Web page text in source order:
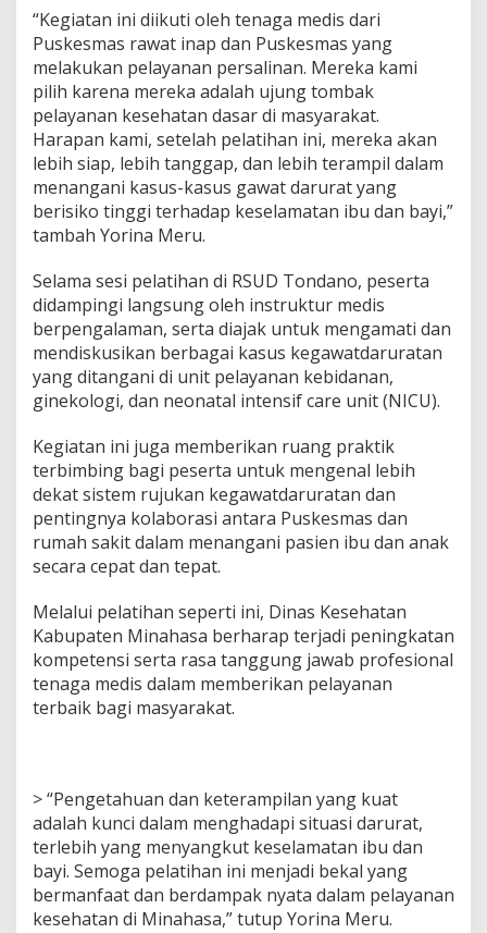
“Kegiatan ini diikuti oleh tenaga medis dari
Puskesmas rawat inap dan Puskesmas yang
melakukan pelayanan persalinan. Mereka kami
pilih karena mereka adalah ujung tombak
pelayanan kesehatan dasar di masyarakat.
Harapan kami, setelah pelatihan ini, mereka akan
lebih siap, lebih tanggap, dan lebih terampil dalam
menangani kasus-kasus gawat darurat yang
berisiko tinggi terhadap keselamatan ibu dan bayi,”
tambah Yorina Meru.
Selama sesi pelatihan di RSUD Tondano, peserta
didampingi langsung oleh instruktur medis
berpengalaman, serta diajak untuk mengamati dan
mendiskusikan berbagai kasus kegawatdaruratan
yang ditangani di unit pelayanan kebidanan,
ginekologi, dan neonatal intensif care unit (NICU).
Kegiatan ini juga memberikan ruang praktik
terbimbing bagi peserta untuk mengenal lebih
dekat sistem rujukan kegawatdaruratan dan
pentingnya kolaborasi antara Puskesmas dan
rumah sakit dalam menangani pasien ibu dan anak
secara cepat dan tepat.
Melalui pelatihan seperti ini, Dinas Kesehatan
Kabupaten Minahasa berharap terjadi peningkatan
kompetensi serta rasa tanggung jawab profesional
tenaga medis dalam memberikan pelayanan
terbaik bagi masyarakat.
> “Pengetahuan dan keterampilan yang kuat
adalah kunci dalam menghadapi situasi darurat,
terlebih yang menyangkut keselamatan ibu dan
bayi. Semoga pelatihan ini menjadi bekal yang
bermanfaat dan berdampak nyata dalam pelayanan
kesehatan di Minahasa,” tutup Yorina Meru.